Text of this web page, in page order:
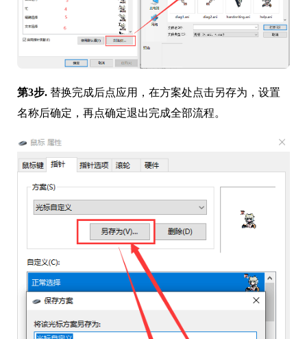
第3步. 替换完成后点应用，在方案处点击另存为，设置
名称后确定，再点确定退出完成全部流程。